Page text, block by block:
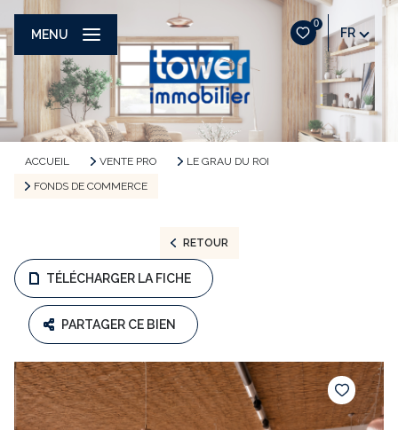
0
FR
MENU
ACCUEIL VENTE PRO
LE GRAU DU ROI
FONDS DE COMMERCE
RETOUR
TÉLÉCHARGER LA FICHE
PARTAGER CE BIEN